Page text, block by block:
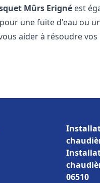
Mûrs Erigné est
une fuite d'eau ou
aider à résoudre
06510